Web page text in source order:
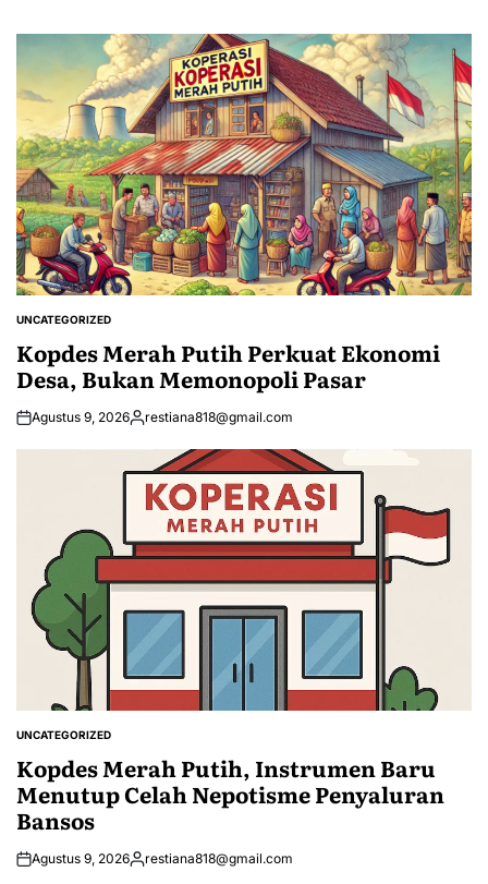
POSTED
UNCATEGORIZED
Kopdes Merah Putih Perkuat Ekonomi
Desa, Bukan Memonopoli Pasar
Agustus 9, 2026Posted
restiana818@gmail.com
POSTED
UNCATEGORIZED
Kopdes Merah Putih, Instrumen Baru
Menutup Celah Nepotisme Penyaluran
Bansos
Agustus 9, 2026Posted
restiana818@gmail.com